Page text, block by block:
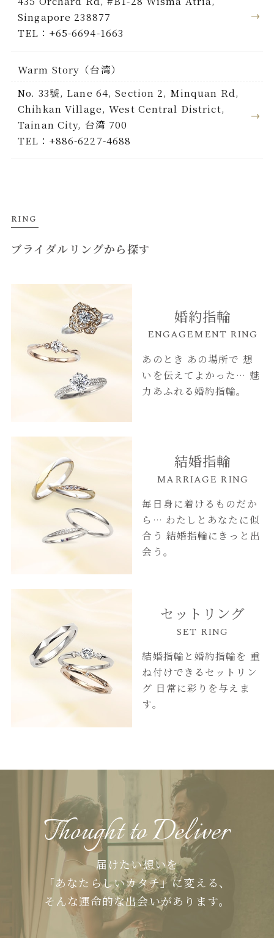
Singapore 238877
TEL：+65-6694-1663
Warm Story（台湾）
No. 33號, Lane 64, Section 2, Minquan Rd,
Chihkan Village, West Central District,
Tainan City, 台湾 700
TEL：+886-6227-4688
RING
ブライダルリングから探す
婚約指輪
ENGAGEMENT RING
あのとき あの場所で 想
いを伝えてよかった… 魅
力あふれる婚約指輪。
結婚指輪
MARRIAGE RING
毎日身に着けるものだか
ら… わたしとあなたに似
合う 結婚指輪にきっと出
会う。
セットリング
SET RING
結婚指輪と婚約指輪を 重
ね付けできるセットリン
グ 日常に彩りを与えま
す。
Thought to Deliver
届けたい想いを
「あなたらしいカタチ」に変える、
そんな運命的な出会いがあります。